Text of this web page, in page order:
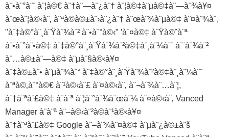
à¨•à¨°à¨¨ à¨¦à©€ à¨†à¨—à¨¿à¨† à¨¦à©‡à¨µà©‡à¨—à¨¾à¥¤
à¨œà¨¦à©‹à¨‚ à¨ªà©à©±à¨›à¨¿à¨† à¨œà¨¾à¨µà©‡ à¨¤à¨¾à¨‚
"à¨‡à©°à¨¸à¨Ÿà¨¾à¨² à¨•à¨°à©‹" 'à¨¤à©‡ à¨Ÿà©ˆà¨ª
à¨•à¨°à¨•à©‡ à¨‡à©°à¨¸à¨Ÿà¨¾à¨²à©‡à¨¸à¨¼à¨¨ à¨¨à¨¾à¨²
à¨…à©±à¨—à©‡ à¨µà¨§à©‹à¥¤
à¨‡à©±à¨• à¨µà¨¾à¨° à¨‡à©°à¨¸à¨Ÿà¨¾à¨²à©‡à¨¸à¨¼à¨¨
à¨ªà©‚à¨°à©€ à¨¹à©‹à¨£ à¨¤à©‹à¨‚ à¨¬à¨¾à¨…à¨¦,
à¨†à¨ªà¨£à©‡ à¨à¨ª à¨¦à¨°à¨¾à¨œà¨¼ à¨¤à©‹à¨‚ Vanced
Manager à¨à¨ª à¨–à©‹à¨²à©à¨¹à©‹à¥¤
à¨†à¨ªà¨£à©‡ Google à¨–à¨¾à¨¤à©‡ à¨µà¨¿à©±à¨š